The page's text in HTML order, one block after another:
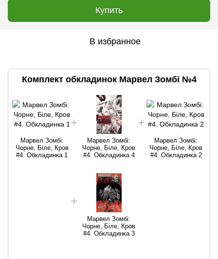
Купить
В избранное
Комплект обкладинок Марвел Зомбі №4
Марвел Зомбі:
Чорне, Біле, Кров
#4. Обкладинка 1
Марвел Зомбі:
Чорне, Біле, Кров
#4. Обкладинка 4
Марвел Зомбі:
Чорне, Біле, Кров
#4. Обкладинка 2
Марвел Зомбі:
Чорне, Біле, Кров
#4. Обкладинка 3